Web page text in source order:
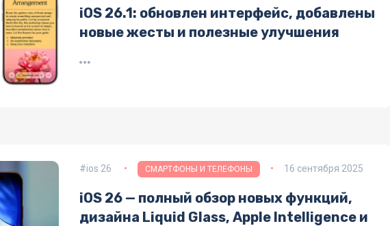
iOS 26.1: обновлен интерфейс, добавлены
новые жесты и полезные улучшения
ios 26 СМАРТФОНЫ И ТЕЛЕФОНЫ 16 сентября 2025
iOS 26 — полный обзор новых функций,
дизайна Liquid Glass, Apple Intelligence и